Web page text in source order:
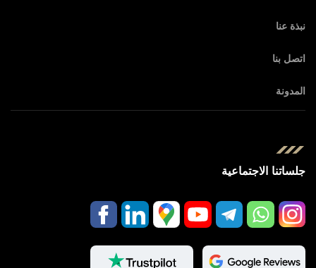
نبذة عنا
اتصل بنا
المدونة
جلساتنا الاجتماعية